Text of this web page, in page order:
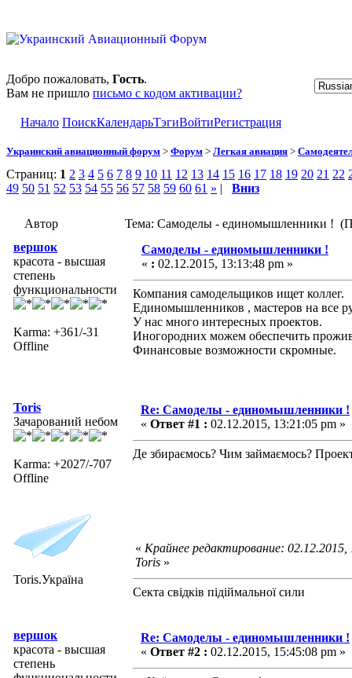
Добро пожаловать, Гость.
Вам не пришло письмо с кодом активации?
Начало ПоискКалендарьТэгиВойтиРегистрация
Украинский авиационный форум > Форум > Легкая авиация >
Страниц: 1 2 3 4 5 6 7 8 9 10 11 12 13 14 15 16 17 18 19 20 21 22
49 50 51 52 53 54 55 56 57 58 59 60 61 » | Вниз
Автор
Тема: Самоделы - единомышленники !
вершок
красота - высшая
степень
функциональности
Karma: +361/-31
Offline
Самоделы - единомышленники !
« : 02.12.2015, 13:13:48 pm »
Компания самодельщиков ищет коллег.
Единомышленников , мастеров на все
У нас много интересных проектов.
Иногородних можем обеспечить
Финансовые возможности скромные.
Toris
Зачарований небом
Karma: +2027/-707
Offline
Toris.Україна
Re: Самоделы - единомышленники !
« Ответ #1 : 02.12.2015, 13:21:05 pm »
Де збираємось? Чим займаємось?
« Крайнее редактирование:
Toris »
Секта свідків підіймальної сили
вершок
красота - высшая
степень
Re: Самоделы - единомышленники !
« Ответ #2 : 02.12.2015, 15:45:08 pm »